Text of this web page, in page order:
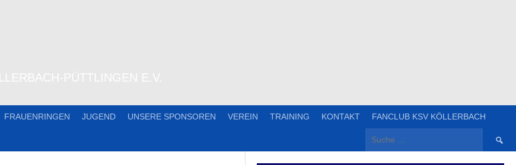
FRAUENRINGEN JUGEND UNSERE SPONSOREN VEREIN TRAINING KONTAKT FANCLUB KSV KÖLLERBACH
Suche